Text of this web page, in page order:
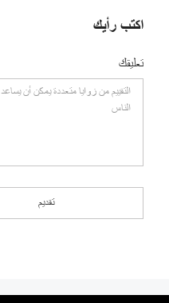
اكتب رأيك
تعليقك
تقديم